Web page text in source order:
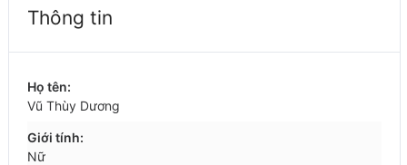
Thông tin
Họ tên:
Vũ Thùy Dương
Giới tính:
Nữ